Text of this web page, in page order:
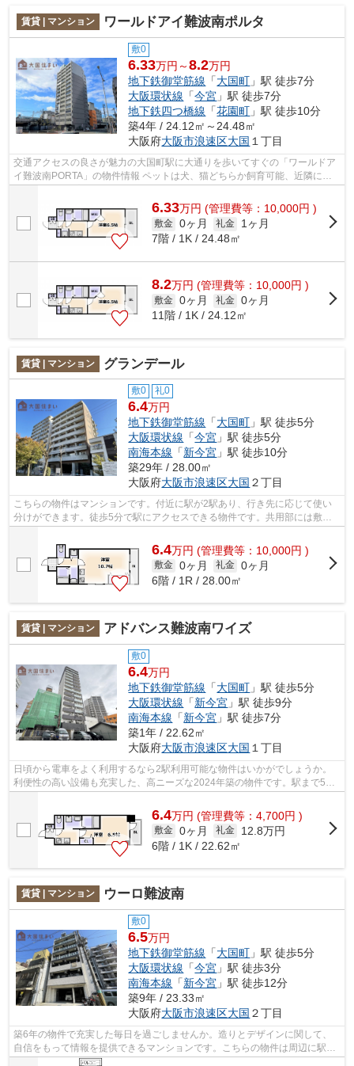
賃貸 | マンション ワールドアイ難波南ポルタ
敷0
6.33万円～8.2万円
地下鉄御堂筋線 「大国町 」駅 徒歩7分
大阪環状線 「今宮 」駅 徒歩7分
地下鉄四つ橋線 「花園町 」駅 徒歩10分
築4年 / 24.12㎡～24.48㎡
大阪府大阪市浪速区大国 １丁目
交通アクセスの良さが魅力の大国町駅に大通りを歩いてすぐの「ワールドア
イ難波南PORTA」の物件情報 ペットは犬、猫どちらか飼育可能、近隣には
ペットショップや動物病院も多く、散歩...
6.33万円 (管理費等：10,000円 )
敷金 0ヶ月 礼金
1ヶ月
7階 / 1K / 24.48㎡
8.2万円 (管理費等：10,000円 )
敷金 0ヶ月 礼金 0ヶ月
11階 / 1K / 24.12㎡
賃貸 | マンション グランデール
敷0 礼0
6.4万円
地下鉄御堂筋線 「大国町 」駅 徒歩5分
大阪環状線 「今宮 」駅 徒歩5分
南海本線 「新今宮 」駅 徒歩10分
築29年 / 28.00㎡
大阪府大阪市浪速区大国 ２丁目
こちらの物件はマンションです。付近に駅が2駅あり、行き先に応じて使い
分けができます。徒歩5分で駅にアクセスできる物件です。共用部には敷地
6.4万円 (管理費等：10,000円 )
敷金 0ヶ月 礼金 0ヶ月
6階 / 1R / 28.00㎡
賃貸 | マンション アドバンス難波南ワイズ
敷0
6.4万円
地下鉄御堂筋線 「大国町 」駅 徒歩5分
大阪環状線 「新今宮 」駅 徒歩9分
南海本線 「新今宮 」駅 徒歩7分
築1年 / 22.62㎡
大阪府大阪市浪速区大国 １丁目
日頃から電車をよく利用するなら2駅利用可能な物件はいかがでしょうか。
利便性の高い設備も充実した、高ニーズな2024年築の物件です。駅まで5分
6.4万円 (管理費等：4,700円 )
敷金 0ヶ月 礼金
12.8万円
6階 / 1K / 22.62㎡
賃貸 | マンション ウーロ難波南
敷0
6.5万円
地下鉄御堂筋線 「大国町 」駅 徒歩5分
大阪環状線 「今宮 」駅 徒歩3分
南海本線 「新今宮 」駅 徒歩12分
築9年 / 23.33㎡
大阪府大阪市浪速区大国 ２丁目
築6年の物件で充実した毎日を過ごしませんか。造りとデザインに関して、
自信をもって情報を提供できるマンションです。こちらの物件は周辺に駅が
2つあるので電車へのアクセスが便利な...